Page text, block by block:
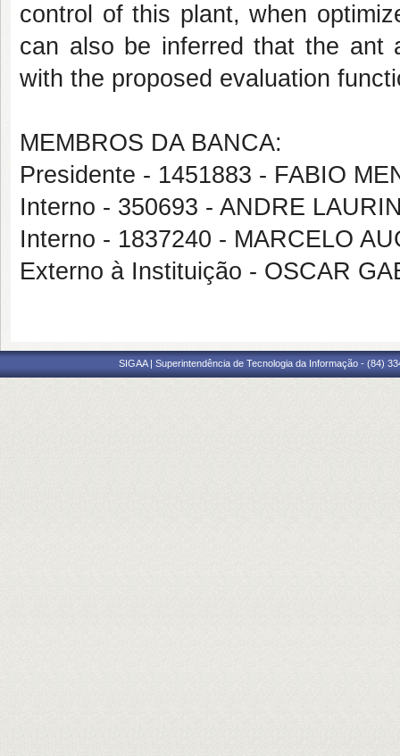
control of this plant, when
can also be inferred that the ant
with the proposed evaluation
MEMBROS DA BANCA:
Presidente - 1451883 - FABIO
Interno - 350693 - ANDRE
Interno - 1837240 - MARCELO
Externo à Instituição - OSCAR
SIGAA | Superintendência de Tecnologia da Informação - (84)